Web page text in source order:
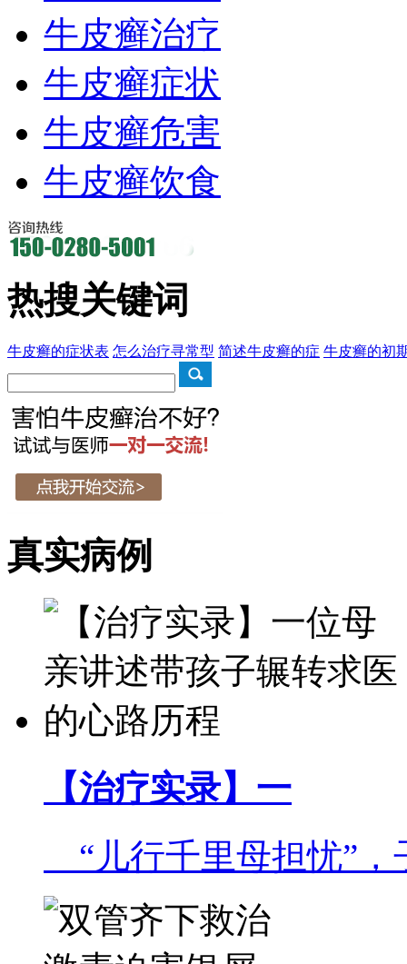
牛皮癣治疗
牛皮癣症状
牛皮癣危害
牛皮癣饮食
热搜关键词
牛皮癣的症状表 怎么治疗寻常型 简述牛皮癣的症 牛皮癣的初
真实病例
【治疗实录】一
“儿行千里母担忧”，